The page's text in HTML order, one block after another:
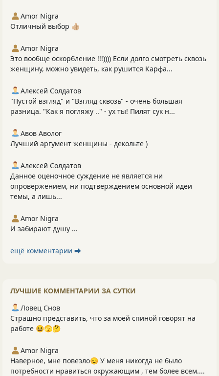
Amor Nigra
Отличный выбор 👍🏼
Amor Nigra
Это вообще оскорбление !!!)))) Если долго смотреть сквозь
женщину, можно увидеть, как рушится Карфа...
Алексей Солдатов
"Пустой взгляд" и "Взгляд сквозь" - очень большая
разница. "Как я погляжу .." - ух ты! Пилят сук н...
Авов Аволог
Лучший аргумент женщины - декольте )
Алексей Солдатов
Данное оценочное суждение не является ни
опровержением, ни подтверждением основной идеи
темы, а лишь...
Amor Nigra
И забирают душу ...
ещё комментарии ⮕
ЛУЧШИЕ КОММЕНТАРИИ ЗА СУТКИ
Ловец Снов
Страшно представить, что за моей спиной говорят на
работе 😆🫣🤔
Amor Nigra
Наверное, мне повезло😊 У меня никогда не было
потребности нравиться окружающим , тем более всем....